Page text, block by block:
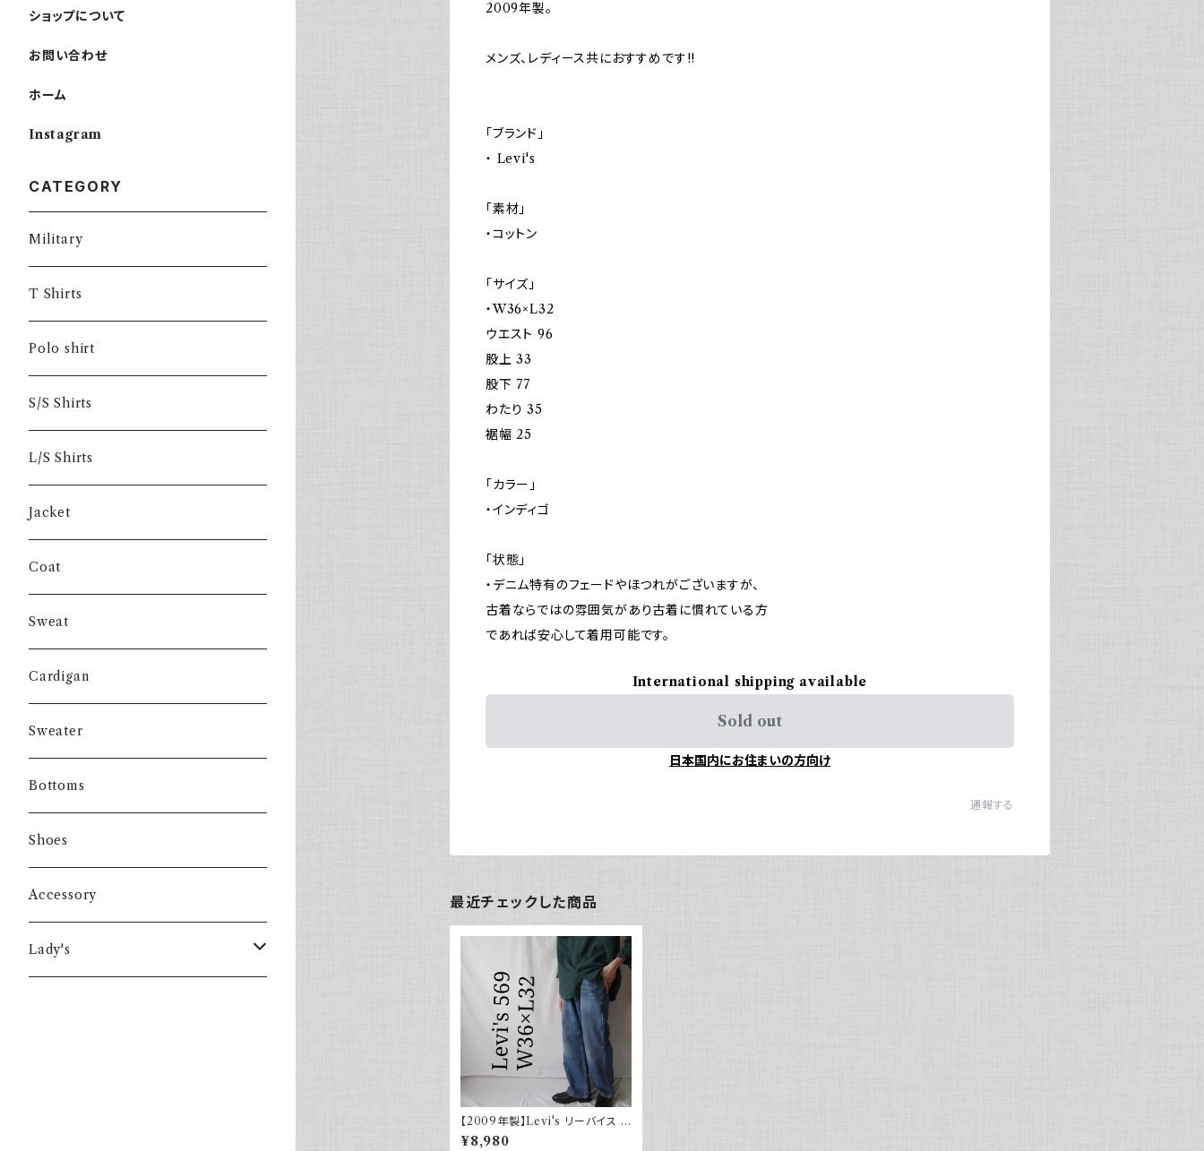
2009年製。
メンズ、レディース共におすすめです!!
「ブランド」
・ Levi's
「素材」
・コットン
「サイズ」
・W36×L32
ウエスト 96
股上 33
股下 77
わたり 35
裾幅 25
「カラー」
・インディゴ
「状態」
・デニム特有のフェードやほつれがございますが、
古着ならではの雰囲気があり古着に慣れている方
であれば安心して着用可能です。
International shipping available
Sold out
日本国内にお住まいの方向け
通報する
最近チェックした商品
【2009年製】Levi's リーバイス 5
69 ストレート ワイド デニム
¥8,980
ショップについて
お問い合わせ
ホーム
Instagram
CATEGORY
Military
T Shirts
Polo shirt
S/S Shirts
L/S Shirts
Jacket
Coat
Sweat
Cardigan
Sweater
Bottoms
Shoes
Accessory
Lady's